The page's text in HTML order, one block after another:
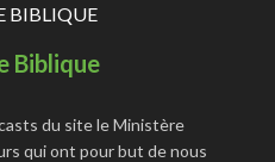
BIBLIQUE
Biblique
du site le Ministère
qui ont pour but de nous